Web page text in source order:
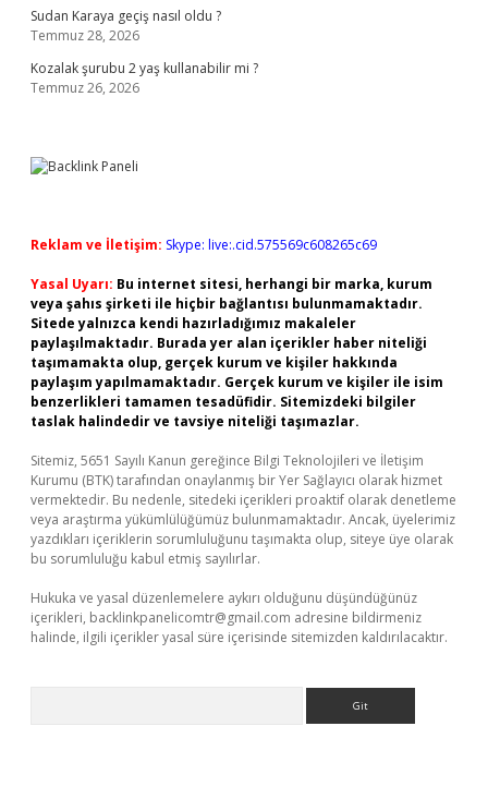
Sudan Karaya geçiş nasıl oldu ?
Temmuz 28, 2026
Kozalak şurubu 2 yaş kullanabilir mi ?
Temmuz 26, 2026
Reklam ve İletişim: Skype: live:.cid.575569c608265c69
Yasal Uyarı: Bu internet sitesi, herhangi bir marka, kurum
veya şahıs şirketi ile hiçbir bağlantısı bulunmamaktadır.
Sitede yalnızca kendi hazırladığımız makaleler
paylaşılmaktadır. Burada yer alan içerikler haber niteliği
taşımamakta olup, gerçek kurum ve kişiler hakkında
paylaşım yapılmamaktadır. Gerçek kurum ve kişiler ile isim
benzerlikleri tamamen tesadüfidir. Sitemizdeki bilgiler
taslak halindedir ve tavsiye niteliği taşımazlar.
Sitemiz, 5651 Sayılı Kanun gereğince Bilgi Teknolojileri ve İletişim
Kurumu (BTK) tarafından onaylanmış bir Yer Sağlayıcı olarak hizmet
vermektedir. Bu nedenle, sitedeki içerikleri proaktif olarak denetleme
veya araştırma yükümlülüğümüz bulunmamaktadır. Ancak, üyelerimiz
yazdıkları içeriklerin sorumluluğunu taşımakta olup, siteye üye olarak
bu sorumluluğu kabul etmiş sayılırlar.
Hukuka ve yasal düzenlemelere aykırı olduğunu düşündüğünüz
içerikleri, backlinkpanelicomtr@gmail.com adresine bildirmeniz
halinde, ilgili içerikler yasal süre içerisinde sitemizden kaldırılacaktır.